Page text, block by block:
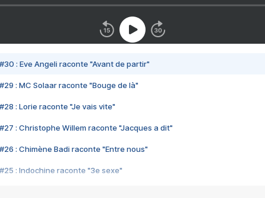
#30 : Eve Angeli raconte "Avant de partir"
#29 : MC Solaar raconte "Bouge de là"
#28 : Lorie raconte "Je vais vite"
#27 : Christophe Willem raconte "Jacques a dit"
#26 : Chimène Badi raconte "Entre nous"
#25 : Indochine raconte "3e sexe"